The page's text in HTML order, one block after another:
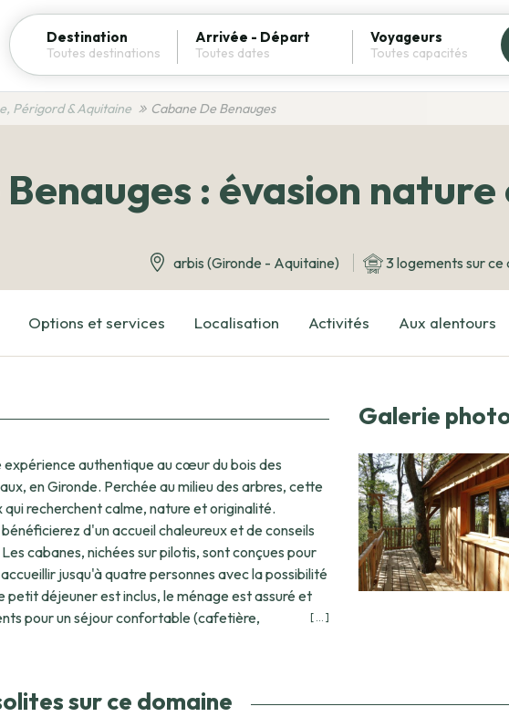
Destination Arrivée - Départ Voyageurs
Périgord & Aquitaine Cabane De Benauges
Benauges : évasion
arbis (Gironde - Aquitaine) 3 logements sur ce
Options et services Localisation Activités Aux alentours
expérience authentique au cœur du bois des
en Gironde. Perchée au milieu des arbres, cette
recherchent calme, nature et originalité.
d'un accueil chaleureux et de conseils
jusqu'à quatre personnes avec la possibilité
déjeuner est inclus, le ménage est assuré et
pour un séjour confortable (cafetière,
les amoureux de la nature, les chemins de
[ ... ]
Galerie
sur ce domaine